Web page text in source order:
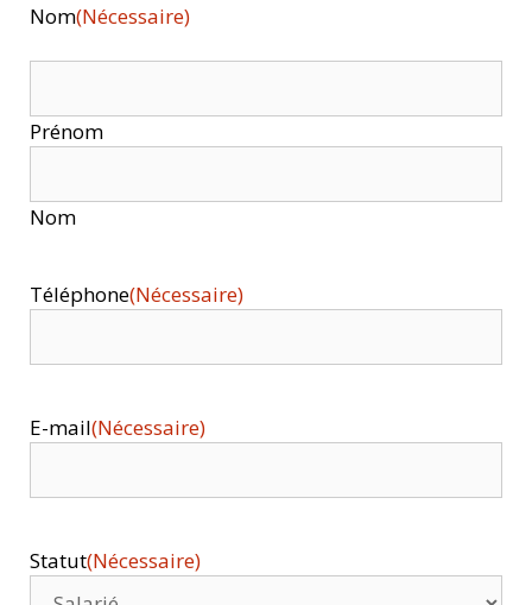
Nom(Nécessaire)
Prénom
Nom
Téléphone(Nécessaire)
E-mail(Nécessaire)
Statut(Nécessaire)